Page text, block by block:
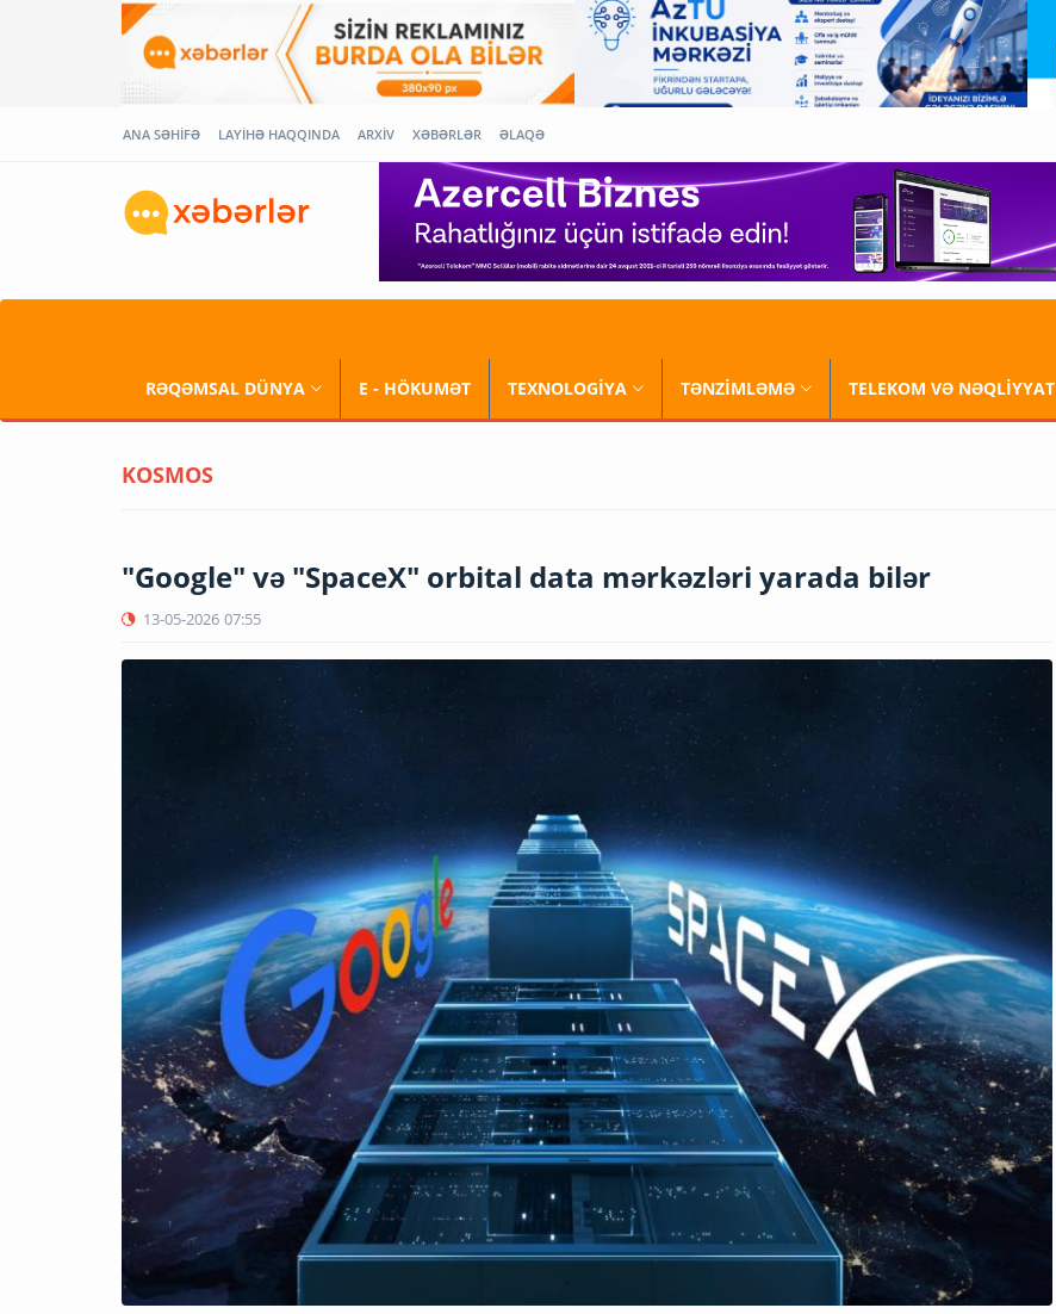
ANA SƏHİFƏ LAYİHƏ HAQQINDA ARXİV XƏBƏRLƏR ƏLAQƏ
RƏQƏMSAL DÜNYA E - HÖKUMƏT TEXNOLOGİYA TƏNZİMLƏMƏ TELEKOM VƏ NƏQLİYYAT
KOSMOS
"Google" və "SpaceX" orbital data mərkəzləri yarada bilər
13-05-2026 07:55